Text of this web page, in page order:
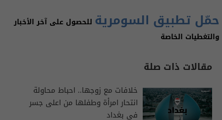
حمّل تطبيق السومرية للحصول على آخر الأخبار
والتغطيات الخاصة
مقالات ذات صلة
خلافات مع زوجها.. احباط محاولة
انتحار امرأة وطفلها من اعلى جسر
في بغداد